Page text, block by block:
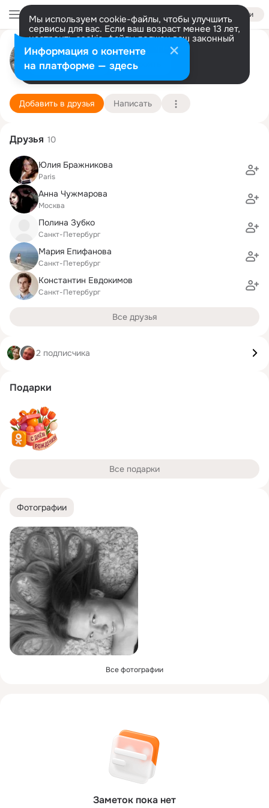
Войти
Мы используем cookie-файлы, чтобы улучшить
сервисы для вас. Если ваш возраст менее 13 лет,
настроить cookie-файлы должен ваш законный
представитель. Больше информации
Разрешить все Настроить
Светлана Комулайнен
Санкт-Петебрург
СПбГАТИ, Санкт-Петербургская
Подробнее
Добавить в друзья Написать
Фотографии
Все фотографии
Заметок пока нет
Друзья 10
Юлия Бражникова
Paris
Анна Чужмарова
Москва
Полина Зубко
Санкт-Петербург
Мария Епифанова
Санкт-Петербург
Константин Евдокимов
Санкт-Петербург
Все друзья
2 подписчика
Подарки
Все подарки
Информация о контенте
на платформе — здесь